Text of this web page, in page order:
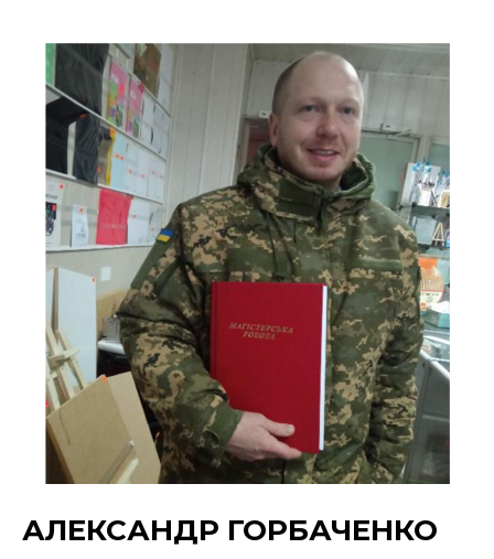
АЛЕКСАНДР ГОРБАЧЕНКО